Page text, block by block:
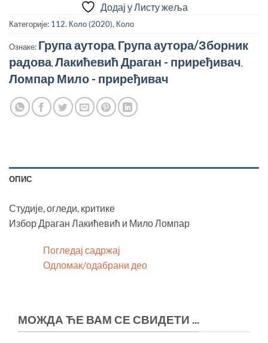
Додај у Листу жеља
Категорије: 112. Коло (2020), Коло
Ознаке: Група аутора, Група аутора/Зборник
радова, Лакићевић Драган - приређивач,
Ломпар Мило - приређивач
ОПИС
Студије, огледи, критике
Избор Драган Лакићевић и Мило Ломпар
Погледај садржај
Одломак/одабрани део
МОЖДА ЋЕ ВАМ СЕ СВИДЕТИ ...